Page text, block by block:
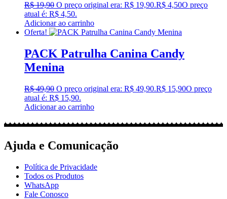
R$19,90 O preço original era: R$ 19,90.R$ 4,50O preço
atual é: R$ 4,50.
Adicionar ao carrinho
Oferta!
PACK Patrulha Canina Candy
Menina
R$49,90 O preço original era: R$ 49,90.R$ 15,90O preço
atual é: R$ 15,90.
Adicionar ao carrinho
Ajuda e Comunicação
Política de Privacidade
Todos os Produtos
WhatsApp
Fale Conosco